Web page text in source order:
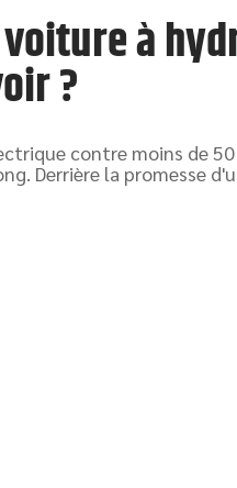
à
?
contre moins de
Derrière la promesse